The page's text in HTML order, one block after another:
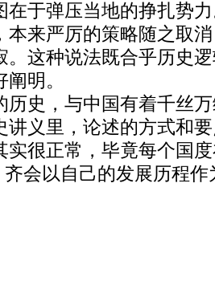
在于弹压当地的挣扎势
本来严厉的策略随之取
。这种说法既合乎历史
明。
历史，与中国有着千丝
讲义里，论述的方式和
实很正常，毕竟每个国
会以自己的发展历程作